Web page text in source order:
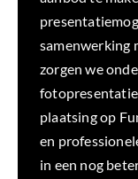
samenwerking
zorgen we
plaatsing op
en
in een nog